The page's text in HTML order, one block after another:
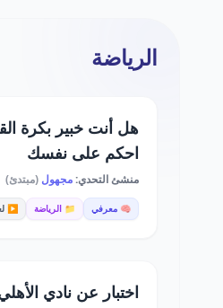
الرياضة
هل أنت خبير بكرة
احكم على نفسك
منشئ التحدي:مجهول (مبتدئ)
🧠 معرفي 📁 الرياضة ▶️
اختبار عن نادي